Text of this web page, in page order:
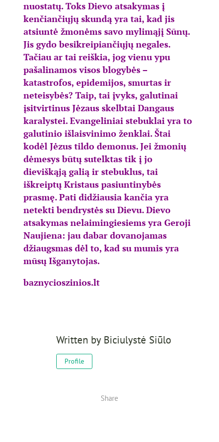
nuostatų. Toks Dievo atsakymas į
kenčiančiųjų skundą yra tai, kad jis
atsiuntė žmonėms savo mylimąjį Sūnų.
Jis gydo besikreipiančiųjų negales.
Tačiau ar tai reiškia, jog vienu ypu
pašalinamos visos blogybės –
katastrofos, epidemijos, smurtas ir
neteisybės? Taip, tai įvyks, galutinai
įsitvirtinus Jėzaus skelbtai Dangaus
karalystei. Evangeliniai stebuklai yra to
galutinio išlaisvinimo ženklai. Štai
kodėl Jėzus tildo demonus. Jei žmonių
dėmesys būtų sutelktas tik į jo
dieviškąją galią ir stebuklus, tai
iškreiptų Kristaus pasiuntinybės
prasmę. Pati didžiausia kančia yra
netekti bendrystės su Dievu. Dievo
atsakymas nelaimingiesiems yra Geroji
Naujiena: jau dabar dovanojamas
džiaugsmas dėl to, kad su mumis yra
mūsų Išganytojas.
baznycioszinios.lt
Written by Biciulystė Siūlo
Profile
Share